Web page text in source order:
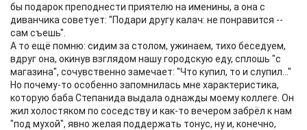
бы подарок преподнести приятелю на именины, а она с
диванчика советует: "Подари другу калач: не понравится --
сам съешь".
А то ещё помню: сидим за столом, ужинаем, тихо беседуем,
вдруг она, окинув взглядом нашу городскую еду, сплошь "с
магазина", сочувственно замечает: "Что купил, то и слупил..."
Но почему-то особенно запомнилась мне характеристика,
которую баба Степанида выдала однажды моему коллеге. Он
жил холостяком по соседству и как-то вечером забрёл к нам
"под мухой", явно желая поддержать тонус, ну и, конечно,